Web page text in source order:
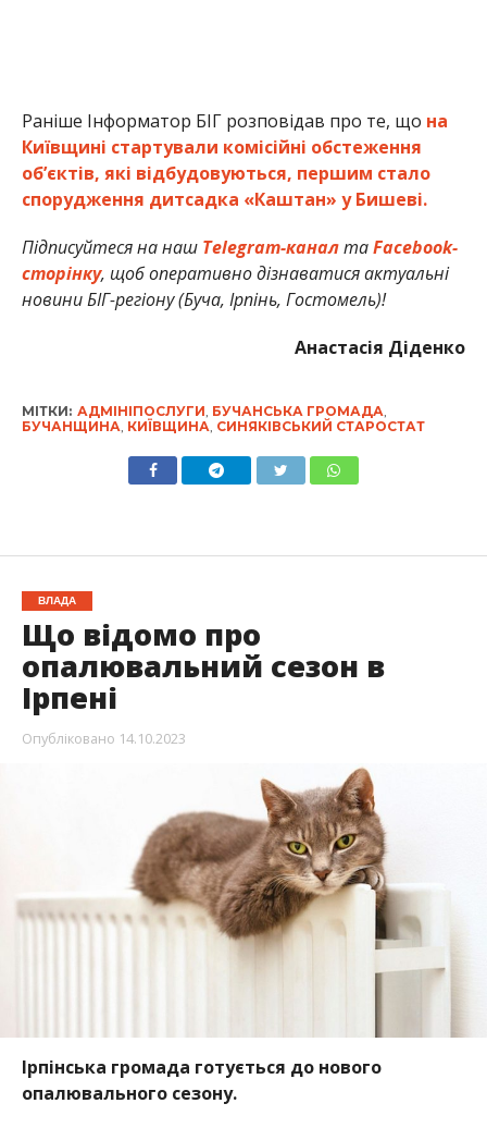
Раніше Інформатор БІГ розповідав про те, що на
Київщині стартували комісійні обстеження
обʼєктів, які відбудовуються, першим стало
спорудження дитсадка «Каштан» у Бишеві.
Підписуйтеся на наш Telegram-канал таFacebook-
сторінку, щоб оперативно дізнаватися актуальні
новини БІГ-регіону (Буча, Ірпінь, Гостомель)!
Анастасія Діденко
МІТКИ: АДМІНІПОСЛУГИ, БУЧАНСЬКА ГРОМАДА,
БУЧАНЩИНА, КИЇВЩИНА, СИНЯКІВСЬКИЙ СТАРОСТАТ
ВЛАДА
Що відомо про
опалювальний сезон в
Ірпені
Опубліковано 14.10.2023
Ірпінська громада готується до нового
опалювального сезону.